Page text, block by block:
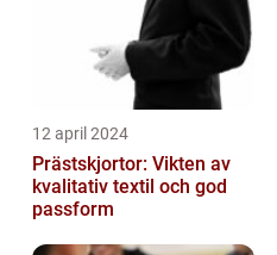
12 april 2024
Prästskjortor: Vikten av
kvalitativ textil och god
passform